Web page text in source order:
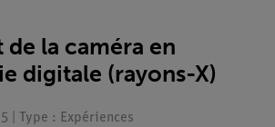
la caméra en
digitale (rayons-X)
| Type : Expériences